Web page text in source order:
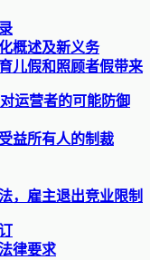
概述及新义务
儿假和照顾者假带来
运营者的可能防御
益所有人的制裁
，雇主退出竞业限制
律要求